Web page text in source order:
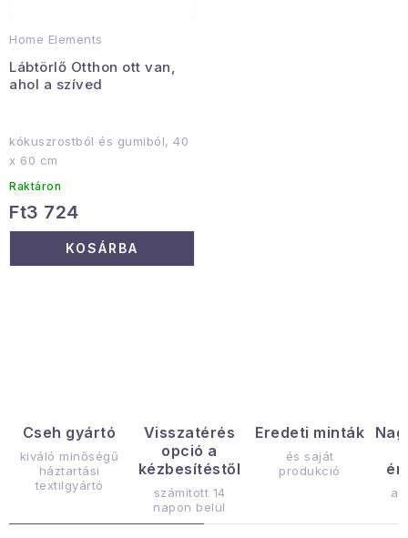
Home Elements
Lábtörlő Otthon ott van,
ahol a szíved
kókuszrostból és gumiból, 40
x 60 cm
Raktáron
Ft3 724
KOSÁRBA
n
Cseh gyártó
kiváló minőségű
háztartási
textilgyártó
Visszatérés
opció a
kézbesítéstől
számított 14
napon belül
Eredeti minták
és saját
produkció